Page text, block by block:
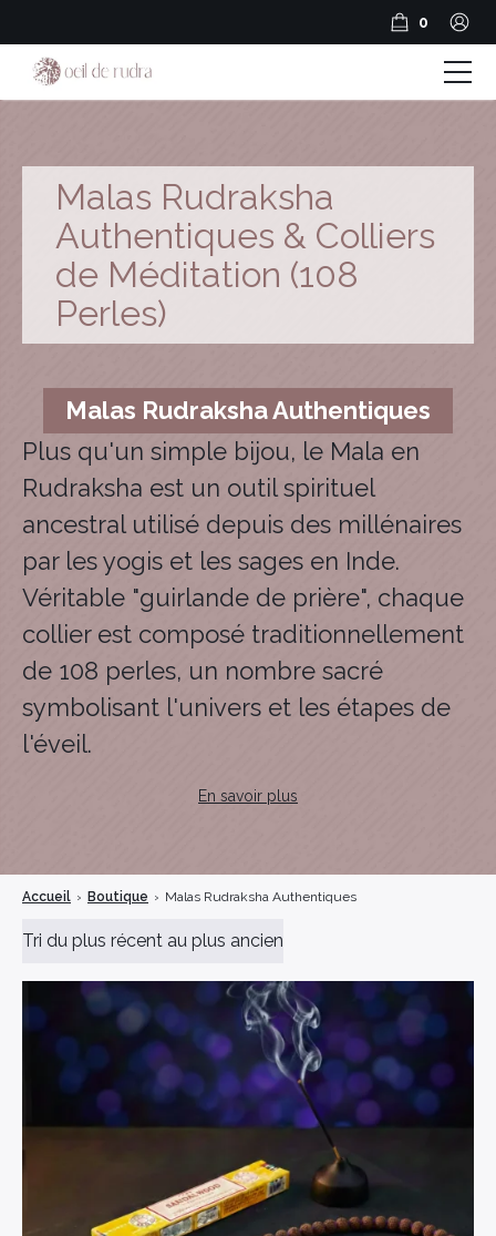
Malas Rudraksha
Authentiques & Colliers
de Méditation (108
Perles)
Malas Rudraksha Authentiques
Plus qu'un simple bijou, le Mala en
Rudraksha est un outil spirituel
ancestral utilisé depuis des millénaires
par les yogis et les sages en Inde.
Véritable "guirlande de prière", chaque
collier est composé traditionnellement
de 108 perles, un nombre sacré
symbolisant l'univers et les étapes de
l'éveil.
de Rudraksha authentiques, récoltées
dans le respect des traditions. Porté
votre Mala agit comme un bouclier
vibratoire, favorisant le calme mental,
la concentration et la protection
spirituelle au quotidien.
Trouvez celui qui appelle votre âme ci-
En savoir plus
Accueil › Boutique › Malas Rudraksha Authentiques
0
Encens en résine
Encens Bâtonnets
Encens en cônes
Encens herbes séchées
Bois sacré
Guide Rudraksha
Spiritualité et Outils spirituels
BLOG